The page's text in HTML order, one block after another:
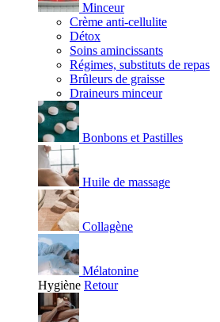
Minceur
Crème anti-cellulite
Détox
Soins amincissants
Régimes, substituts de repas
Brûleurs de graisse
Draineurs minceur
Bonbons et Pastilles
Huile de massage
Collagène
Mélatonine
Hygiène Retour